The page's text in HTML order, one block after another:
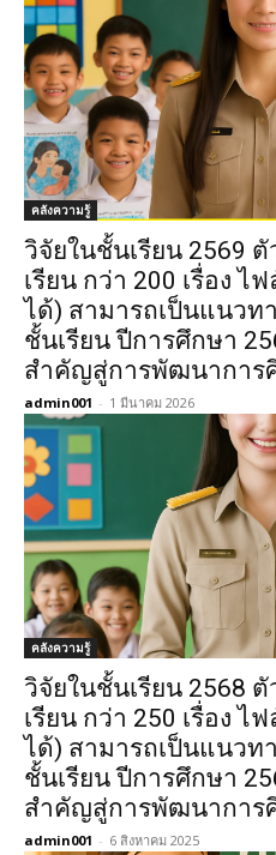
คลังความรู้
วิจัยในชั้นเรียน 2569
เรียน กว่า 200 เรื่อง ไ
ได้) สามารถเป็นแนวท
ชั้นเรียน ปีการศึกษา
สำคัญสู่การพัฒนาการ
admin001 - 1 มีนาคม 2026
คลังความรู้
วิจัยในชั้นเรียน 2568
เรียน กว่า 250 เรื่อง ไ
ได้) สามารถเป็นแนวท
ชั้นเรียน ปีการศึกษา
สำคัญสู่การพัฒนาการ
admin001 - 6 สิงหาคม 2025